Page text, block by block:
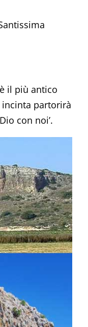
il più antico
incinta partorirà
con noi’.